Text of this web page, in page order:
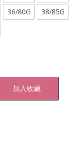
36/80G
38/85G
加入收藏